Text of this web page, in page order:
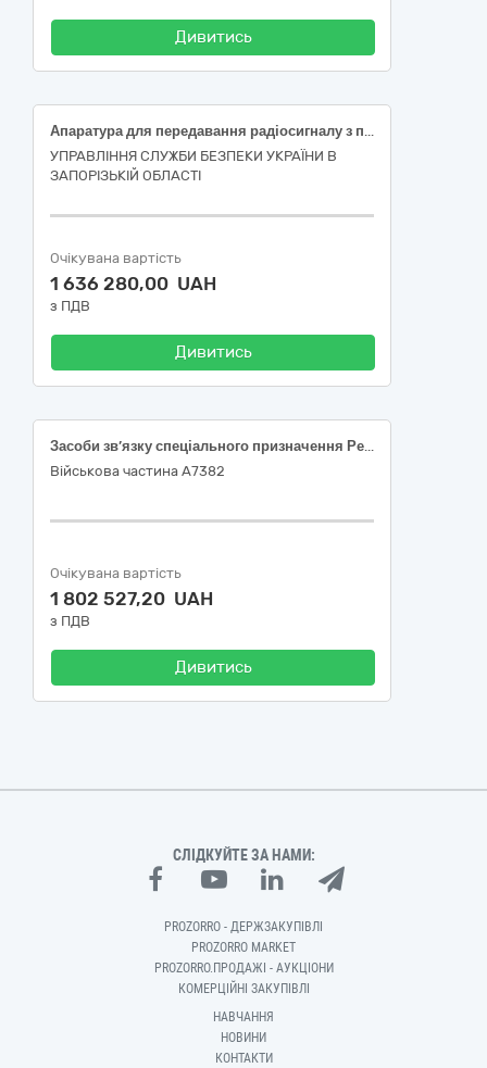
Дивитись
Апаратура для передавання радіосигналу з приймальним пристроєм (код ДК 021:2015 32230000-4 «Апаратура для передавання радіосигналу з приймальним пристроєм»)
УПРАВЛІННЯ СЛУЖБИ БЕЗПЕКИ УКРАЇНИ В
ЗАПОРІЗЬКІЙ ОБЛАСТІ
Очікувана вартість
1 636 280,00 UAH
з ПДВ
Дивитись
Засоби зв’язку спеціального призначення Ретранслятор Motorola MotoTRBO SLR 1000 VHF (136-174 МГц)
Військова частина А7382
Очікувана вартість
1 802 527,20 UAH
з ПДВ
Дивитись
СЛІДКУЙТЕ ЗА НАМИ:
PROZORRO - ДЕРЖЗАКУПІВЛІ
PROZORRO MARKET
PROZORRO.ПРОДАЖІ - АУКЦІОНИ
КОМЕРЦІЙНІ ЗАКУПІВЛІ
НАВЧАННЯ
НОВИНИ
КОНТАКТИ